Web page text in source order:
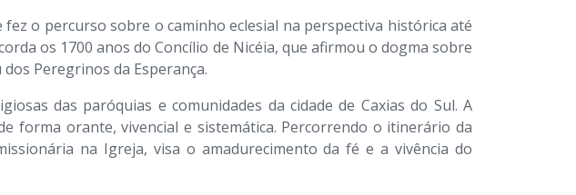
o percurso sobre o caminho eclesial na perspectiva histórica até
os 1700 anos do Concílio de Nicéia, que afirmou o dogma sobre
Peregrinos da Esperança.
das paróquias e comunidades da cidade de Caxias do Sul. A
forma orante, vivencial e sistemática. Percorrendo o itinerário da
na Igreja, visa o amadurecimento da fé e a vivência do